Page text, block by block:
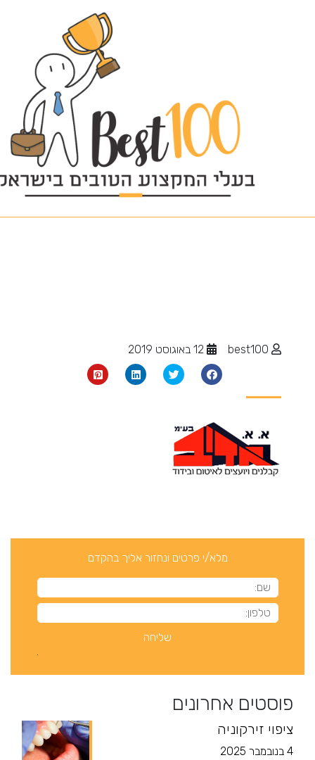
logo_m
מלא/י פרטים ונחזור אליך בהקדם
פוסטים אחרונים
ציפוי זירקוניה
4 בנובמבר 2025